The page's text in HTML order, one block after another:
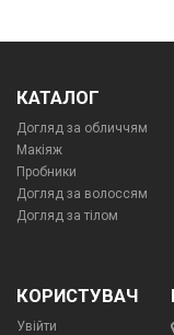
КАТАЛОГ
Догляд за обличчям
Макіяж
Пробники
Догляд за волоссям
Догляд за тілом
КОРИСТУВАЧ
Увійти